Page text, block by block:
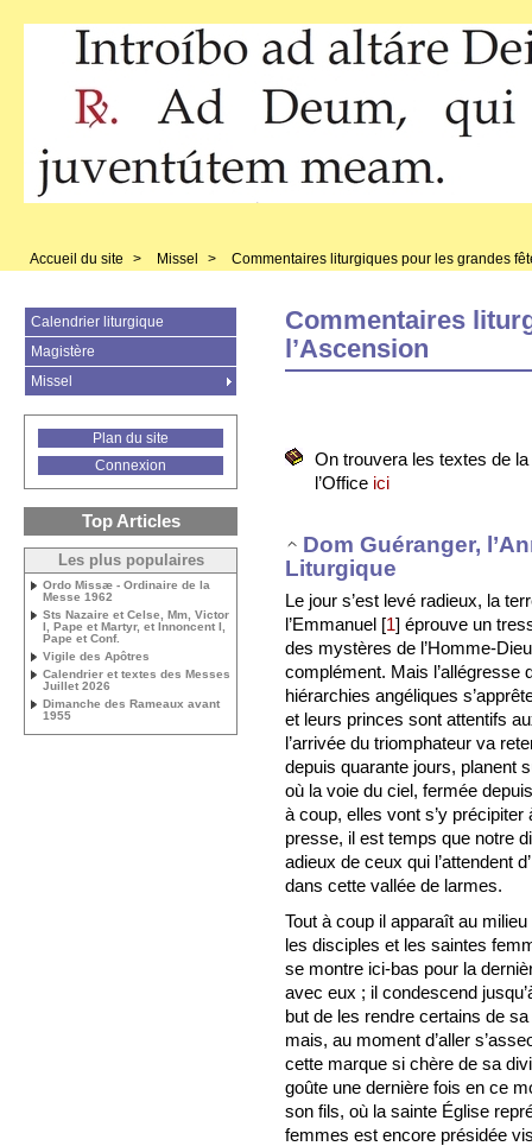
Accueil du site > Missel > Commentaires liturgiques pour les grandes
Commentaires
l’Ascension
On trouvera les textes de
l’Office ici
Dom Guéranger,
Liturgique
Le jour s’est levé radieux, la
l’Emmanuel [1] éprouve un
des mystères de l’Homme-
complément. Mais l’allégresse
hiérarchies angéliques
et leurs princes sont attentifs
l’arrivée du triomphateur va
depuis quarante jours, planent
où la voie du ciel, fermée
à coup, elles vont s’y précipiter
presse, il est temps que notre
adieux de ceux qui l’attendent
dans cette vallée de larmes.
Tout à coup il apparaît au
les disciples et les saintes
se montre ici-bas pour la
avec eux ; il condescend
but de les rendre certains de
mais, au moment d’aller
cette marque si chère de sa
goûte une dernière fois en ce
son fils, où la sainte Église
femmes est encore présidée
Calendrier liturgique
Magistère
Missel
Plan du site
Connexion
Top Articles
Les plus populaires
Ordo Missæ - Ordinaire de la
Messe 1962
Sts Nazaire et Celse, Mm, Victor
I, Pape et Martyr, et Innoncent I,
Pape et Conf.
Vigile des Apôtres
Calendrier et textes des Messes
Juillet 2026
Dimanche des Rameaux avant
1955